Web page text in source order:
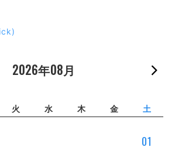
2026年08月
火 水 木 金 土
01